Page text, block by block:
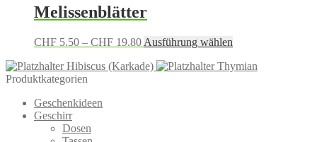
gewählt
werden
Die
können
Melissenblätter
CHF 5.50 – CHF 19.80Preisspanne:
bis
Ausführung wählen
weist
Hibiscus (Karkade)
Thymian
Produktkategorien
Geschenkideen
Geschirr
Dosen